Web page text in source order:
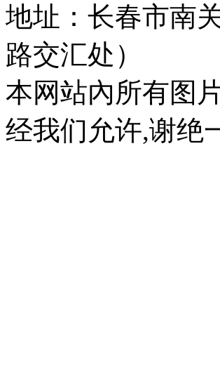
地址：长春市南
路交汇处）
本网站內所有图
经我们允许,谢绝